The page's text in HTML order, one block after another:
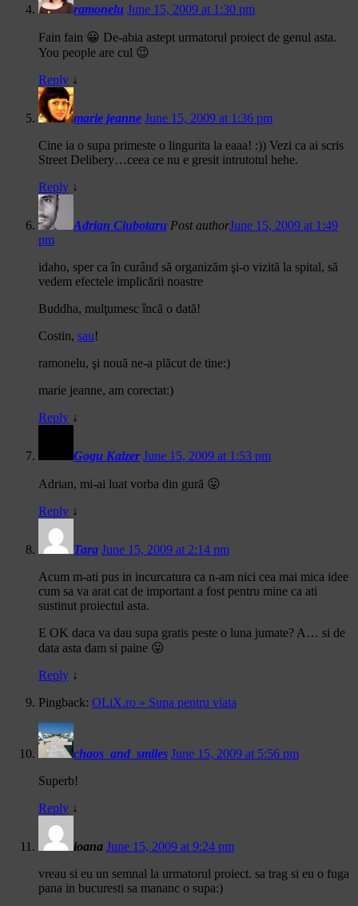
ramonelu June 15, 2009 at 1:30 pm
Fain fain 😀 De-abia astept urmatorul proiect de genul asta.
You people are cul 😉
Reply ↓
marie jeanne June 15, 2009 at 1:36 pm
Cine ia o supa primeste o lingurita la eaaa! :)) Vezi ca ai scris
Street Delibery…ceea ce nu e gresit intrutotul hehe.
Reply ↓
Adrian Ciubotaru Post authorJune 15, 2009 at 1:49
pm
idaho, sper ca în curând să organizăm şi-o vizită la spital, să
vedem efectele implicării noastre
Buddha, mulţumesc încă o dată!
Costin, sau!
ramonelu, şi nouă ne-a plăcut de tine:)
marie jeanne, am corectat:)
Reply ↓
Gogu Kaizer June 15, 2009 at 1:53 pm
Adrian, mi-ai luat vorba din gură 😛
Reply ↓
Tara June 15, 2009 at 2:14 pm
Acum m-ati pus in incurcatura ca n-am nici cea mai mica idee
cum sa va arat cat de important a fost pentru mine ca ati
sustinut proiectul asta.
E OK daca va dau supa gratis peste o luna jumate? A… si de
data asta dam si paine 😛
Reply ↓
Pingback: OLiX.ro » Supa pentru viata
chaos_and_smiles June 15, 2009 at 5:56 pm
Superb!
Reply ↓
ioana June 15, 2009 at 9:24 pm
vreau si eu un semnal la urmatorul proiect. sa trag si eu o fuga
pana in bucuresti sa mananc o supa:)